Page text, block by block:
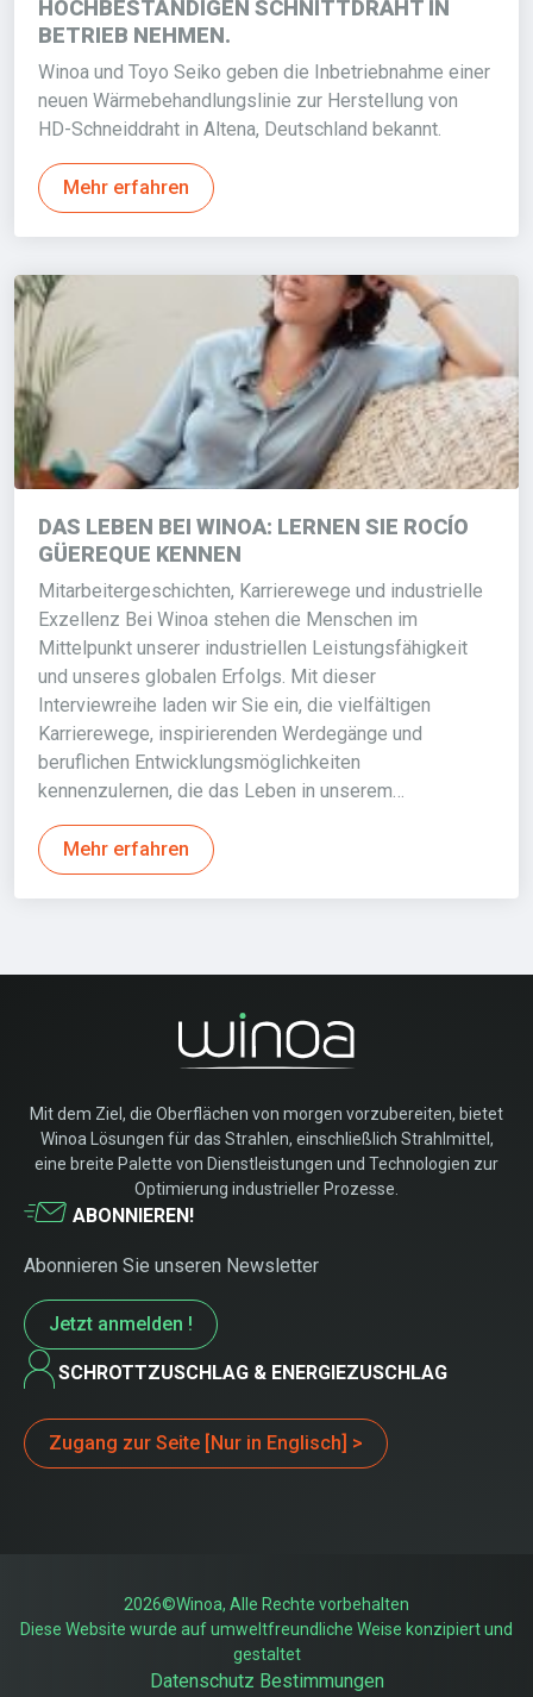
HOCHBESTÄNDIGEN SCHNITTDRAHT IN
BETRIEB NEHMEN.
Winoa und Toyo Seiko geben die Inbetriebnahme einer
neuen Wärmebehandlungslinie zur Herstellung von
HD-Schneiddraht in Altena, Deutschland bekannt.
Mehr erfahren
DAS LEBEN BEI WINOA: LERNEN SIE ROCÍO
GÜEREQUE KENNEN
Mitarbeitergeschichten, Karrierewege und industrielle
Exzellenz Bei Winoa stehen die Menschen im
Mittelpunkt unserer industriellen Leistungsfähigkeit
und unseres globalen Erfolgs. Mit dieser
Interviewreihe laden wir Sie ein, die vielfältigen
Karrierewege, inspirierenden Werdegänge und
beruflichen Entwicklungsmöglichkeiten
kennenzulernen, die das Leben in unserem…
Mehr erfahren
Mit dem Ziel, die Oberflächen von morgen vorzubereiten, bietet
Winoa Lösungen für das Strahlen, einschließlich Strahlmittel,
eine breite Palette von Dienstleistungen und Technologien zur
Optimierung industrieller Prozesse.
ABONNIEREN!
Abonnieren Sie unseren Newsletter
Jetzt anmelden !
SCHROTTZUSCHLAG & ENERGIEZUSCHLAG
Zugang zur Seite [Nur in Englisch] >
2026©Winoa, Alle Rechte vorbehalten
Diese Website wurde auf umweltfreundliche Weise konzipiert und
gestaltet
Datenschutz Bestimmungen